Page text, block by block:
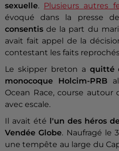
sexuelle. Plusieurs autres
évoqué dans la presse
consentisde la part du
avait fait appel de la
contestant les faits
Le skipper breton a quitté
monocoque Holcim-PRB
Ocean Race, course
avec escale.
Il avait été
l'un des héros
Vendée Globe. Naufragé le
une tempête au large du